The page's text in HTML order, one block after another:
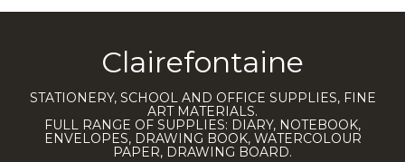
Clairefontaine
STATIONERY, SCHOOL AND OFFICE SUPPLIES, FINE
ART MATERIALS.
FULL RANGE OF SUPPLIES: DIARY, NOTEBOOK,
ENVELOPES, DRAWING BOOK, WATERCOLOUR
PAPER, DRAWING BOARD.